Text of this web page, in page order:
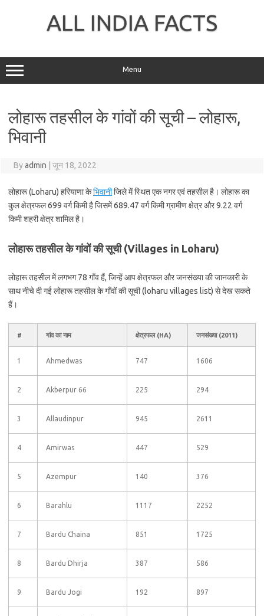
ALL INDIA FACTS
Menu
लोहारू तहसील के गांवों की सूची – लोहारू,
भिवानी
Byadmin जून 18, 2022
लोहारू (Loharu) हरियाणा केभिवानीजिले में स्थित एक नगर एवं तहसील है। लोहारू का
कुल क्षेत्रफल 699 वर्ग किमी है जिसमें 689.47 वर्ग किमी ग्रामीण क्षेत्र और 9.22 वर्ग
किमी शहरी क्षेत्र शामिल है।
लोहारू तहसील के गांवों की सूची (Villages in Loharu)
लोहारू तहसील में लगभग 78 गाँव हैं, जिन्हें आप क्षेत्रफल और जनसंख्या की जानकारी के
साथ नीचे दी गई लोहारू तहसील के गाँवों की सूची (loharu villages list) से देख सकते
हैं।
# गांव का नाम क्षेत्रफल (HA) जनसंख्या (2011)
1 Ahmedwas 747 1606
2 Akberpur 66 225 294
3 Allaudinpur 945 2611
4 Amirwas 447 529
5 Azempur 140 376
6 Barahlu 1117 2252
7 Bardu Chaina 851 1725
8 Bardu Dhirja 387 586
9 Bardu Jogi 192 897